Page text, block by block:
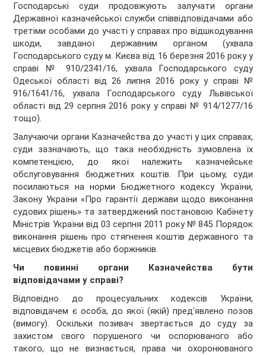
Господарські суди продовжують залучати органи
Державної казначейської служби співвідповідачами або
третіми особами до участі у справах про відшкодування
шкоди, завданої державним органом (ухвала
Господарського суду м. Києва від 16 березня 2016 року у
справі № 910/2341/16, ухвала Господарського суду
Одеської області від 26 липня 2016 року у справі №
916/1641/16, ухвала Господарського суду Львівської
області від 29 серпня 2016 року у справі № 914/1277/16
тощо).
Залучаючи органи Казначейства до участі у цих справах,
суди зазначають, що така необхідність зумовлена їх
компетенцією, до якої належить казначейське
обслуговування бюджетних коштів. При цьому, суди
посилаються на норми Бюджетного кодексу України,
Закону України «Про гарантії держави щодо виконання
судових рішень» та затверджений постановою Кабінету
Міністрів України від 03 серпня 2011 року № 845 Порядок
виконання рішень про стягнення коштів державного та
місцевих бюджетів або боржників.
Чи повинні органи Казначейства бути
відповідачами у справі?
Відповідно до процесуальних кодексів України,
відповідачем є особа, до якої (якій) пред'явлено позов
(вимогу). Оскільки позивач звертається до суду за
захистом свого порушеного чи оспорюваного або
такого, що не визнається, права чи охоронюваного